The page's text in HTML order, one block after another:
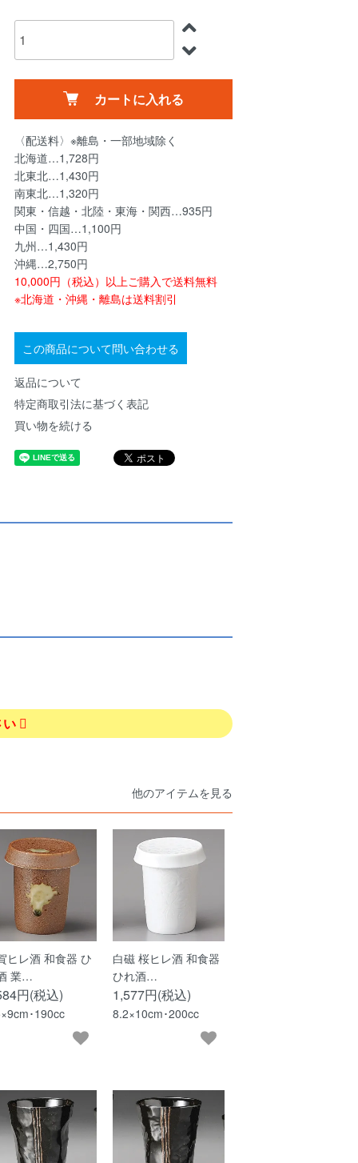
カートに入れる
〈配送料〉※離島・一部地域除く
北海道…1,728円
北東北…1,430円
南東北…1,320円
関東・信越・北陸・東海・関西…935円
中国・四国…1,100円
九州…1,430円
沖縄…2,750円
10,000円（税込）以上ご購入で送料無料
※北海道・沖縄・離島は送料割引
この商品について問い合わせる
返品について
特定商取引法に基づく表記
買い物を続ける
他のアイテムを見る
ヒレ酒 和食器 ひ
業…
円(税込)
･190cc
白磁 桜ヒレ酒 和食器
ひれ酒…
1,577円(税込)
8.2×10cm･200cc